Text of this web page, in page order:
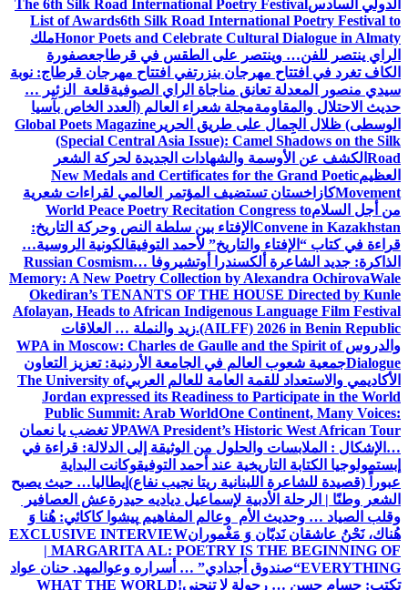
الدولي السادسThe 6th Silk Road International Poetry Festival
List of Awards6th Silk Road International Poetry Festival to
Honor Poets and Celebrate Cultural Dialogue in Almatyملك
الراي ينتصر للفن… وينتصر على الطقس في قرطاجعصفورة
الكاف تغرد في افتتاح مهرجان بنزرتفي افتتاح مهرجان قرطاج: نوبة
سيدي منصور المعدلة تعانق مناجاة الراي الصوفيةقلعة الزئير …
حديث الاحتلال والمقاومةمجلة شعراء العالم (العدد الخاص بآسيا
الوسطى) ظلال الجِمال على طريق الحرير Global Poets Magazine
(Special Central Asia Issue): Camel Shadows on the Silk
Road الكشف عن الأوسمة والشهادات الجديدة لحركة الشعر
العظيمNew Medals and Certificates for the Grand Poetic
Movementكازاخستان تستضيف المؤتمر العالمي لقراءات شعرية
من أجل السلامWorld Peace Poetry Recitation Congress to
Convene in Kazakhstan الإفتاء بين سلطة النص وحركة التاريخ:
قراءة في كتاب “الإفتاء والتاريخ” لأحمد التوفيقالكونية الروسية…
الذاكرة: جديد الشاعرة ألكسندرا أوتشيروفا Russian Cosmism…
Memory: A New Poetry Collection by Alexandra OchirovaWale
Okediran’s TENANTS OF THE HOUSE Directed by Kunle
Afolayan, Heads to African Indigenous Language Film Festival
(AILFF) 2026 in Benin Republic. زيد والنملة … العلاقات
والدروسWPA in Moscow: Charles de Gaulle and the Spirit of
Dialogueجمعية شعوب العالم في الجامعة الأردنية: تعزيز التعاون
الأكاديمي والاستعداد للقمة العامة للعالم العربيThe University of
Jordan expressed its Readiness to Participate in the World
Public Summit: Arab WorldOne Continent, Many Voices:
PAWA President’s Historic West African Tourلا تغضب يا نعمان
…الإشكال : الملابسات والحلول من الوثيقة إلى الدلالة: قراءة في
إبستمولوجيا الكتابة التاريخية عند أحمد التوفيقوكانت البداية
عبوراً (قصيدة للشاعرة اللبنانية ريتا نجيب نفاع) إيطاليا… حيث يصبح
الشعر وطنًا | الرحلة الأدبية لإسماعيل دياديه حيدرةعش العصافير
وقلب الصياد … وحديث الأم وعالم المفاهيم پیشوا کاکائي: هُنا وَ
هُناك، نَحْنُ عاشقان نَديّان وَ مَغْمورانEXCLUSIVE INTERVIEW
| MARGARITA AL: POETRY IS THE BEGINNING OF
EVERYTHING“صندوق أجدادي” … أسراره وعوالمهد. حنان عواد
تكتب: حسام حسن … رجولة لا تنحني!WHAT THE WORLD